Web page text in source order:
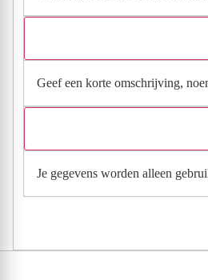
Geef een korte omschrijving,
Je gegevens worden alleen